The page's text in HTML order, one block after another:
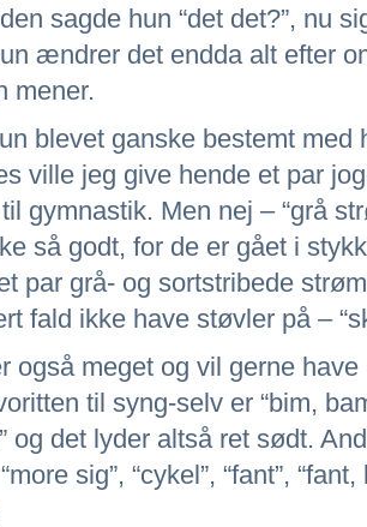
sagde hun “det det?”, nu
ændrer det endda alt efter
mener.
blevet ganske bestemt med
ville jeg give hende et par
gymnastik. Men nej – “grå
så godt, for de er gået i
par grå- og sortstribede
fald ikke have støvler på –
også meget og vil gerne
til syng-selv er “bim,
og det lyder altså ret sødt.
sig”, “cykel”, “fant”,